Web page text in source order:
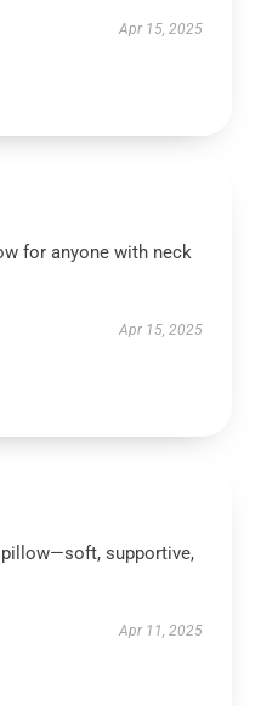
Apr 15, 2025
for anyone with neck
Apr 15, 2025
supportive,
Apr 11, 2025